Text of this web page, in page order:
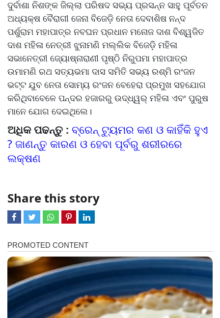
ଦୁର୍ବାଶା ନିଶଙ୍କ ଜିଲ୍ଲା ପରିଷଦ ସଭ୍ୟ ପ୍ରସନ୍ନ ସାହୁ ପୂର୍ବତନ
ଅଧ୍ୟକ୍ଷ ବୈରାଗୀ ଜେନା ବିଜେଡ଼ି ନେତା ଦେବାଶିଷ ନନ୍ଦ
ପର୍ଶୁରାମ ମହାପାତ୍ର ନବଘନ ପ୍ରଧାନ ମନୋଜ ଦାଶ ବିଶ୍ୱଜିତ
ଦାଶ ମହିଳା ନେତ୍ରୀ ଝୁନାମଣି ମଲ୍ଲିକ ବିଜେଡ଼ି ମହିଳା
ସଭାନେତ୍ରୀ ଜ୍ୟୋଷ୍ନାରାଣୀ ପୃଷ୍ଠି ନିରୁପମା ମହାପାତ୍ର
ଉମାମଣି ରଥ ସତ୍ୟଭମା ଦାସ ସମିତି ସଭ୍ୟ ରଶ୍ମି ରଂଜନ
ଭଟ୍ଟ ଯୁବ ନେତା ସୋମ୍ୟ ରଂଜନ ବେହେରା ପ୍ରମୁଖ ସହଯୋଗ
କରିଥିବାବେଳେ ପନ୍ଦର ହଜାରରୁ ଉଦ୍ଧ୍ୱର୍ ମହିଳା ଏବଂ ପୁରୁଷ
ମାନେ ଯୋଗ ଦେଇଥିଲେ।
ଅଧିକ ପଢନ୍ତୁ : ବ୍ରେନ୍‌ ଟ୍ୟୁମର କଣ ଓ କାହିଁକି ହୁଏ
? ଜାଣନ୍ତୁ କାରଣ ଓ ହେବା ପୂର୍ବରୁ ଶରୀରରେ
ଲକ୍ଷଣ
Share this story